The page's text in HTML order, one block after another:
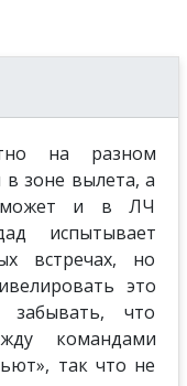
на разном
в зоне вылета, а
может и в ЛЧ
испытывает
встречах, но
это
что
командами
так что не